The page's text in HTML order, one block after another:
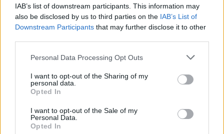
IAB’s list of downstream participants. This information may
also be disclosed by us to third parties on the IAB’s List of
Downstream Participants that may further disclose it to other
Please note that this website/app uses one or more Google
not limited to your visit or usage behaviour. You may click to
grant or deny consent to Google and its third-party tags to
use your data for below specified purposes in below Google
consent section.
Personal Data Processing Opt Outs
I want to opt-out of the Sharing of my
personal data.
Opted In
I want to opt-out of the Sale of my
Personal Data.
Opted In
Share:
ενημερωθείτε πρώτοι για όλη την ειδησεογραφία και τα
τελευταία νέατης ημέρας
Πιο δημοφιλή